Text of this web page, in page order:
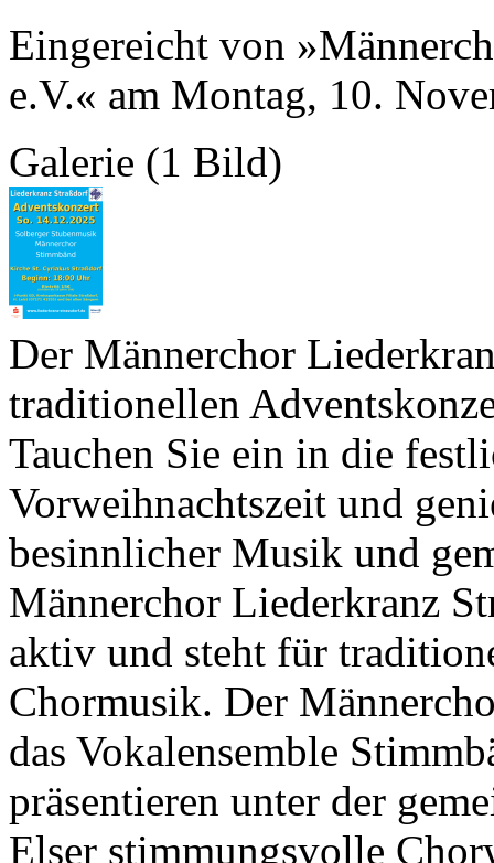
Eingereicht von
e.V.« am Montag, 10.
Galerie (1 Bild)
Der Männerchor
traditionellen
Tauchen Sie ein in die
Vorweihnachtszeit und
besinnlicher Musik und
Männerchor Liederkranz
aktiv und steht für
Chormusik. Der
das Vokalensemble
präsentieren unter der
Elser stimmungsvolle